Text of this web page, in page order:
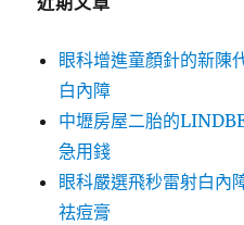
眼科增進童顏針的新陳
白內障
中壢房屋二胎的
急用錢
眼科嚴選飛秒雷射白內
祛痘膏